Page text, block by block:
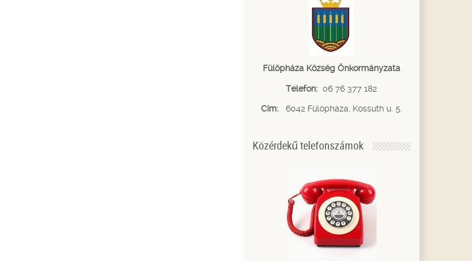
Fülöpháza Község Önkormányzata
Telefon: 06 76 377 182
Cím: 6042 Fülöpháza, Kossuth u. 5.
Közérdekű telefonszámok